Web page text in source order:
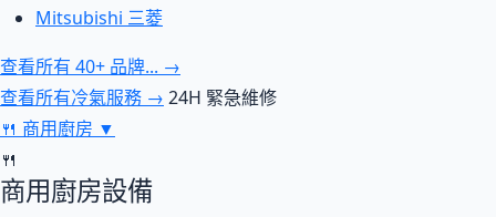
Mitsubishi 三菱
查看所有 40+ 品牌... →
查看所有冷氣服務 → 24H 緊急維修
🍴 商用廚房 ▼
🍴
商用廚房設備